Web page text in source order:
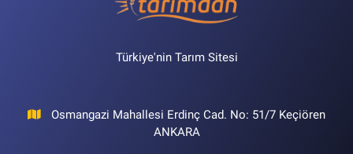
Türkiye'nin Tarım Sitesi
Osmangazi Mahallesi Erdinç Cad. No: 51/7 Keçiören
ANKARA